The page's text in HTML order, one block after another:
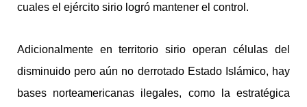
cuales el ejército sirio logró mantener el control.
Adicionalmente en territorio sirio operan células del
disminuido pero aún no derrotado Estado Islámico, hay
bases norteamericanas ilegales, como la estratégica